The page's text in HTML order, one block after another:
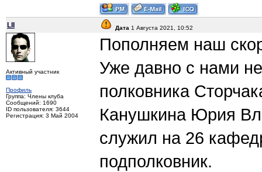
LII Дата 1 Августа 2021, 10:52
Активный участник
Профиль
Группа: Члены клуба
Сообщений: 1690
ID пользователя: 3644
Регистрация: 3 Май 2004
Пополняем наш
Уже давно с нами
полковника
Канушкина Юрия
служил на 26
подполковник.